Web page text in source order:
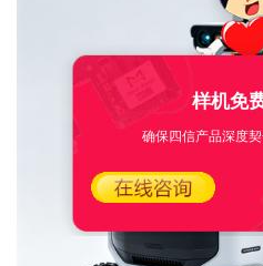
样机免
确保四信产品深度